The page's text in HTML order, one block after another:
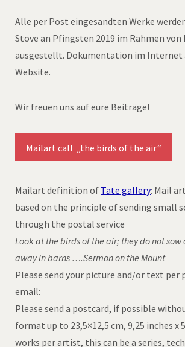
Alle per Post eingesandten Werke
Stove an Pfingsten 2019 im Rahmen von
ausgestellt. Dokumentation im Internet
Website.
Wir freuen uns auf eure Beiträge!
Mailart call „the birds of the air“
Mailart definition of Tate gallery: Mail
based on the principle of sending small
through the postal service
Look at the birds of the air; they do not sow
away in barns ….Sermon on the Mount
Please send your picture and/or text per
email:
Please send a postcard, if possible
format up to 23,5×12,5 cm, 9,25 inches x
works per artist, this can be a series,